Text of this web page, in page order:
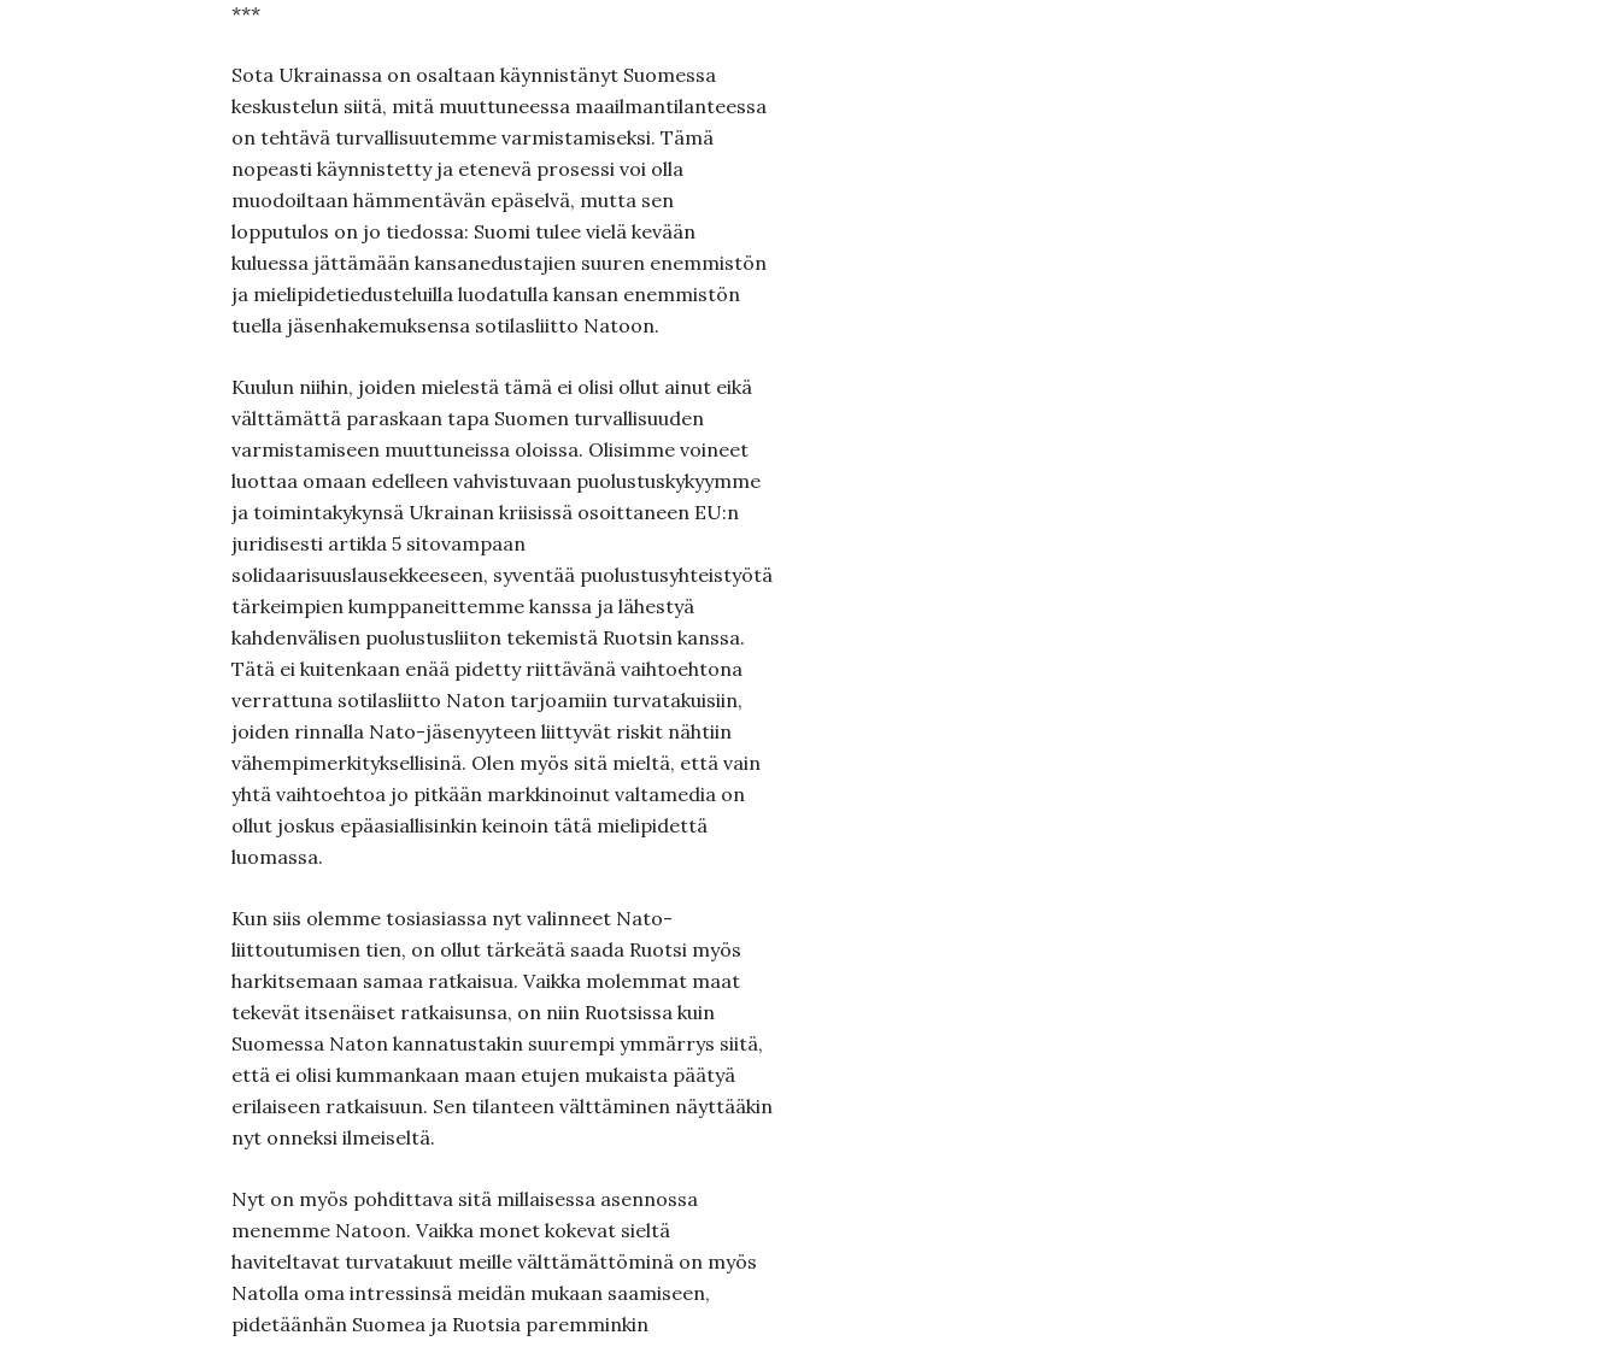
***
Sota Ukrainassa on osaltaan käynnistänyt Suomessa
keskustelun siitä, mitä muuttuneessa maailmantilanteessa
on tehtävä turvallisuutemme varmistamiseksi. Tämä
nopeasti käynnistetty ja etenevä prosessi voi olla
muodoiltaan hämmentävän epäselvä, mutta sen
lopputulos on jo tiedossa: Suomi tulee vielä kevään
kuluessa jättämään kansanedustajien suuren enemmistön
ja mielipidetiedusteluilla luodatulla kansan enemmistön
tuella jäsenhakemuksensa sotilasliitto Natoon.
Kuulun niihin, joiden mielestä tämä ei olisi ollut ainut eikä
välttämättä paraskaan tapa Suomen turvallisuuden
varmistamiseen muuttuneissa oloissa. Olisimme voineet
luottaa omaan edelleen vahvistuvaan puolustuskykyymme
ja toimintakykynsä Ukrainan kriisissä osoittaneen EU:n
juridisesti artikla 5 sitovampaan
solidaarisuuslausekkeeseen, syventää puolustusyhteistyötä
tärkeimpien kumppaneittemme kanssa ja lähestyä
kahdenvälisen puolustusliiton tekemistä Ruotsin kanssa.
Tätä ei kuitenkaan enää pidetty riittävänä vaihtoehtona
verrattuna sotilasliitto Naton tarjoamiin turvatakuisiin,
joiden rinnalla Nato-jäsenyyteen liittyvät riskit nähtiin
vähempimerkityksellisinä. Olen myös sitä mieltä, että vain
yhtä vaihtoehtoa jo pitkään markkinoinut valtamedia on
ollut joskus epäasiallisinkin keinoin tätä mielipidettä
luomassa.
Kun siis olemme tosiasiassa nyt valinneet Nato-
liittoutumisen tien, on ollut tärkeätä saada Ruotsi myös
harkitsemaan samaa ratkaisua. Vaikka molemmat maat
tekevät itsenäiset ratkaisunsa, on niin Ruotsissa kuin
Suomessa Naton kannatustakin suurempi ymmärrys siitä,
että ei olisi kummankaan maan etujen mukaista päätyä
erilaiseen ratkaisuun. Sen tilanteen välttäminen näyttääkin
nyt onneksi ilmeiseltä.
Nyt on myös pohdittava sitä millaisessa asennossa
menemme Natoon. Vaikka monet kokevat sieltä
haviteltavat turvatakuut meille välttämättöminä on myös
Natolla oma intressinsä meidän mukaan saamiseen,
pidetäänhän Suomea ja Ruotsia paremminkin